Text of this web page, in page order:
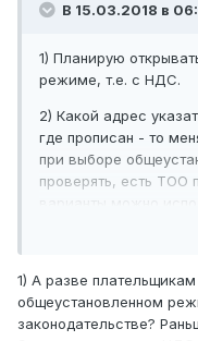
В 15.03.2018 в
1) Планирую
режиме, т.е. с НДС.
2) Какой адрес
где прописан - то
при выборе
проверять, есть ТОО
варианты можно
1) А разве
общеустановленном
законодательстве?